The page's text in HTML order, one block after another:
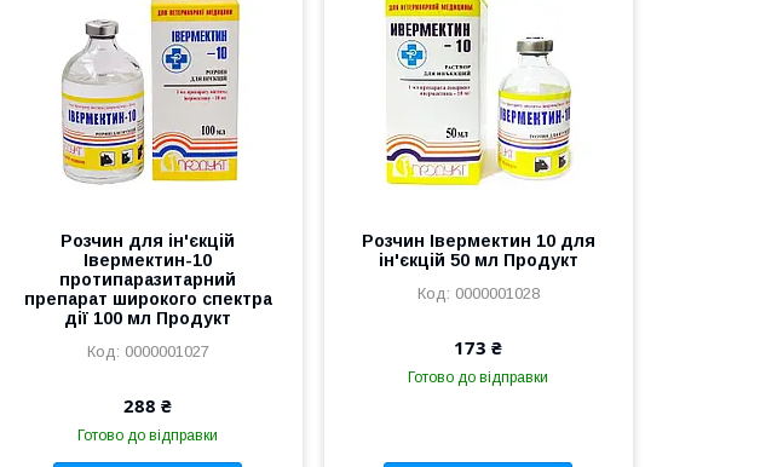
Розчин для ін'єкцій
Івермектин-10
протипаразитарний
препарат широкого спектра
дії 100 мл Продукт
0000001027
288 ₴
Готово до відправки
Розчин Івермектин 10 для
ін'єкцій 50 мл Продукт
0000001028
173 ₴
Готово до відправки